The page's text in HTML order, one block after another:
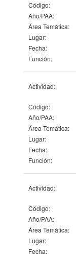
Código:
Año/PAA:
Área Temática:
Lugar:
Fecha:
Función:
Actividad:
Código:
Año/PAA:
Área Temática:
Lugar:
Fecha:
Función:
Actividad:
Código:
Año/PAA:
Área Temática:
Lugar:
Fecha: